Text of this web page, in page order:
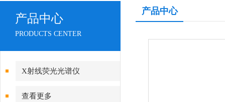
产品中心
PRODUCTS CENTER
X射线荧光光谱仪
查看更多
产品中心